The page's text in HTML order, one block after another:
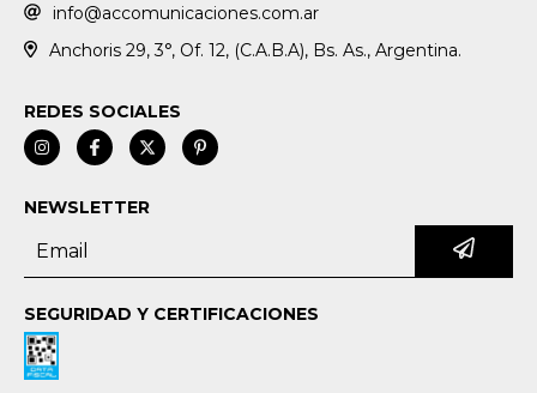
info@accomunicaciones.com.ar
Anchoris 29, 3°, Of. 12, (C.A.B.A), Bs. As., Argentina.
REDES SOCIALES
NEWSLETTER
SEGURIDAD Y CERTIFICACIONES